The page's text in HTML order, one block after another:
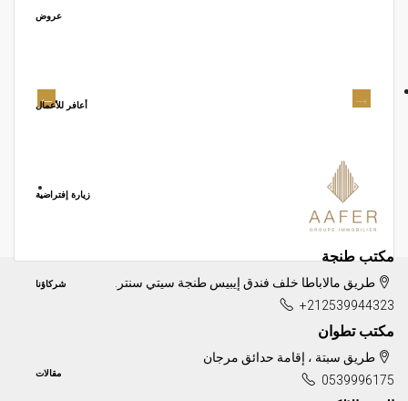
عروض
أعافر للأعمال
زيارة إفتراضية
شركاؤنا
مقالات
مكتب طنجة
طريق مالاباطا خلف فندق إيبيس طنجة سيتي سنتر.
+212539944323
مكتب تطوان
طريق سبتة ، إقامة حدائق مرجان
0539996175